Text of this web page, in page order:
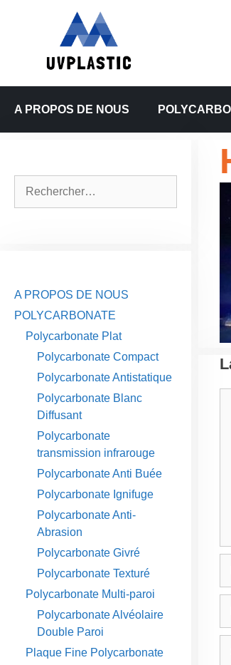
A PROPOS DE NOUS
A PROPOS DE NOUS
POLYCARBONATE
Polycarbonate Plat
Polycarbonate Compact
Polycarbonate Antistatique
Polycarbonate Blanc
Diffusant
Polycarbonate
transmission infrarouge
Polycarbonate Anti Buée
Polycarbonate Ignifuge
Polycarbonate Anti-
Abrasion
Polycarbonate Givré
Polycarbonate Texturé
Polycarbonate Multi-paroi
Polycarbonate Alvéolaire
Double Paroi
Plaque Fine Polycarbonate